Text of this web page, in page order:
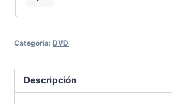
Categoría: DVD
Descripción